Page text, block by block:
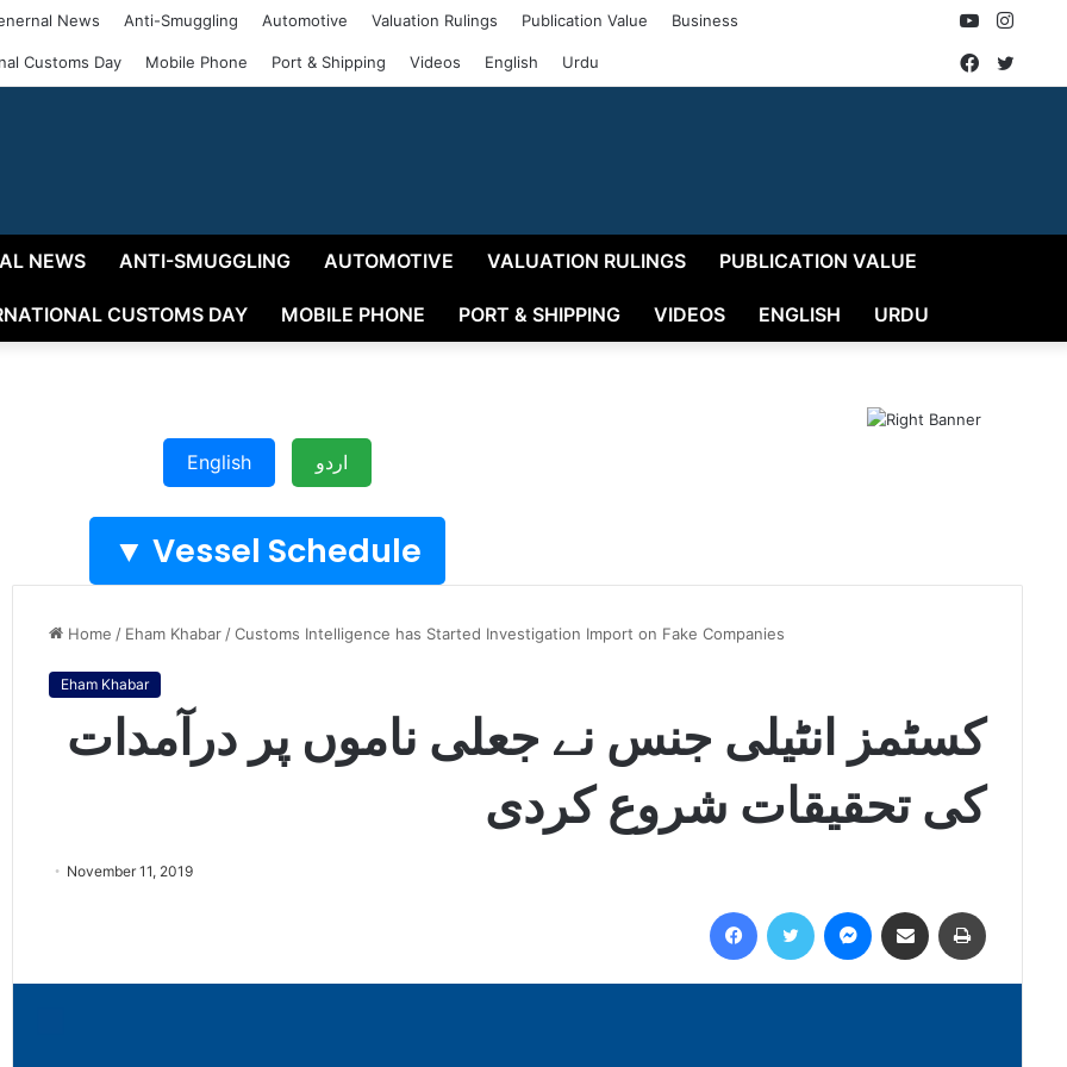
News Anti-Smuggling Automotive Valuation Rulings Publication Value Business
Customs Day Mobile Phone Port & Shipping Videos English Urdu
YouTube
Facebook
NEWS ANTI-SMUGGLING AUTOMOTIVE VALUATION RULINGS PUBLICATION VALUE
CUSTOMS DAY MOBILE PHONE PORT & SHIPPING VIDEOS ENGLISH URDU
English اردو
Vessel Schedule ▼
Home / Eham Khabar / Customs Intelligence has Started Investigation Import on Fake Companies
Eham Khabar
کسٹمز انٹیلی جنس نے جعلی ناموں پر درآمدات
کی تحقیقات شروع کردی
November 11, 2019